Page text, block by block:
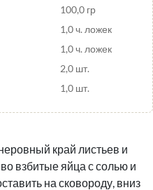
100,0 гр
1,0 ч. ложек
1,0 ч. ложек
2,0 шт.
1,0 шт.
край листьев и
взбитые яйца с солью и
на сковороду, вниз